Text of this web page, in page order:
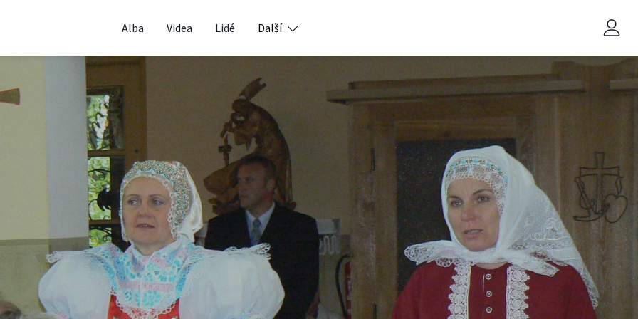
Alba Videa Lidé Další